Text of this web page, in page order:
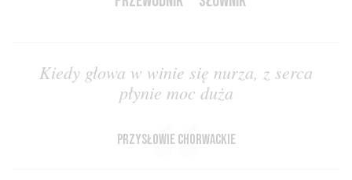
Kiedy głowa w winie się nurza, z serca
płynie moc duża
przysłowie chorwackie